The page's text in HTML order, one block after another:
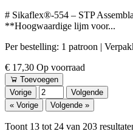
# Sikaflex®-554 – STP
**Hoogwaardige lijm voor...
Per bestelling: 1 patroon |
€ 17,30 Op voorraad
Toevoegen
Vorige
Volgende
« Vorige
Volgende »
Toont 13 tot 24 van 203